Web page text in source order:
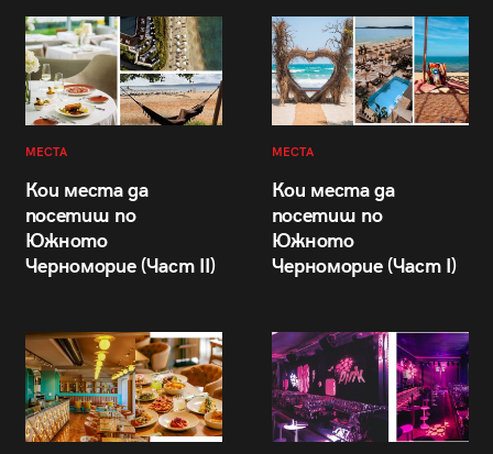
МЕСТА
Кои места да
посетиш по
Южното
Черноморие (Част II)
МЕСТА
Кои места да
посетиш по
Южното
Черноморие (Част I)